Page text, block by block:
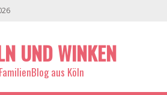
UND WINKEN
aus Köln